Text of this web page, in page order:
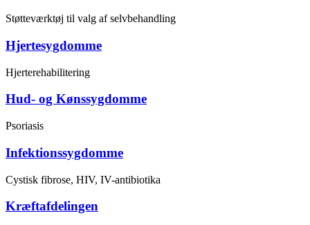
Støtteværktøj til valg af selvbehandling
Hjertesygdomme
Hjerterehabilitering
Hud- og Kønssygdomme
Psoriasis
Infektionssygdomme
Cystisk fibrose, HIV, IV-antibiotika
Kræftafdelingen